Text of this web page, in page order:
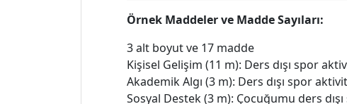
Örnek Maddeler ve Madde Sayıları:
3 alt boyut ve 17 madde
Kişisel Gelişim (11 m): Ders dışı spor
Akademik Algı (3 m): Ders dışı spor
Sosyal Destek (3 m): Çocuğumu ders